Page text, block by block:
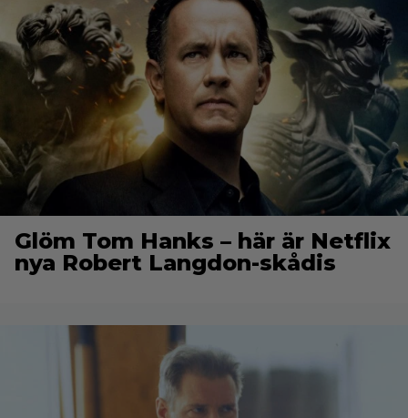
Glöm Tom Hanks – här är Netflix
nya Robert Langdon-skådis